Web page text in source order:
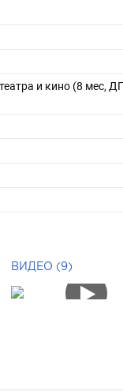
и кино (8 мес,
ВИДЕО (9)